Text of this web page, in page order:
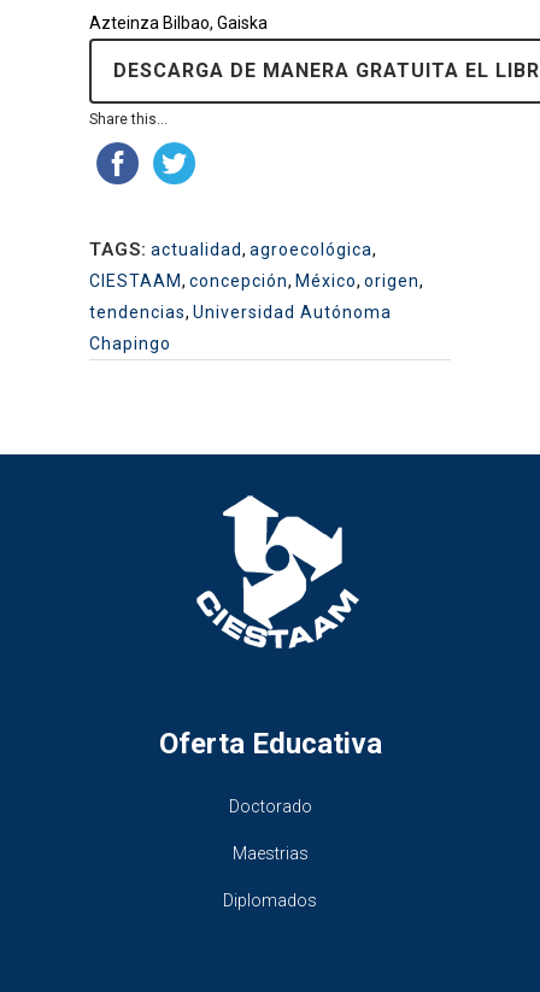
Azteinza Bilbao, Gaiska
DESCARGA DE MANERA GRATUITA EL
Share this...
TAGS: actualidad, agroecológica,
CIESTAAM, concepción, México, origen,
tendencias, Universidad Autónoma
Chapingo
Oferta Educativa
Doctorado
Maestrias
Diplomados